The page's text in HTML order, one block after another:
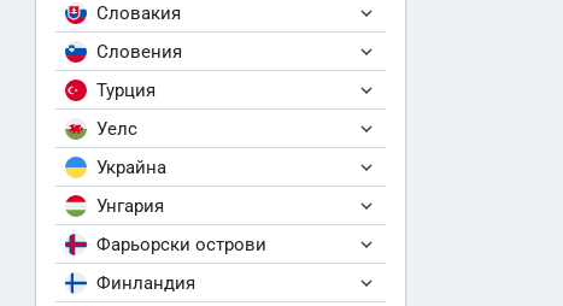
Словакия
Словения
Турция
Уелс
Украйна
Унгария
Фарьорски острови
Финландия